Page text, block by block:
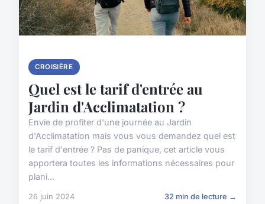
CROISIÈRE
Quel est le tarif d'entrée au
Jardin d'Acclimatation ?
Envie de profiter d'une journée au Jardin
d'Acclimatation mais vous vous demandez quel est
le tarif d'entrée ? Pas de panique, cet article vous
apportera toutes les informations nécessaires pour
plani...
26 juin 2024 32 min de lecture →